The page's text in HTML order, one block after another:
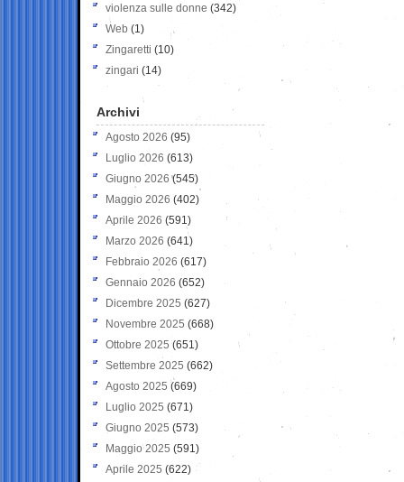
violenza sulle donne (342)
Web (1)
Zingaretti (10)
zingari (14)
Archivi
Agosto 2026 (95)
Luglio 2026 (613)
Giugno 2026 (545)
Maggio 2026 (402)
Aprile 2026 (591)
Marzo 2026 (641)
Febbraio 2026 (617)
Gennaio 2026 (652)
Dicembre 2025 (627)
Novembre 2025 (668)
Ottobre 2025 (651)
Settembre 2025 (662)
Agosto 2025 (669)
Luglio 2025 (671)
Giugno 2025 (573)
Maggio 2025 (591)
Aprile 2025 (622)